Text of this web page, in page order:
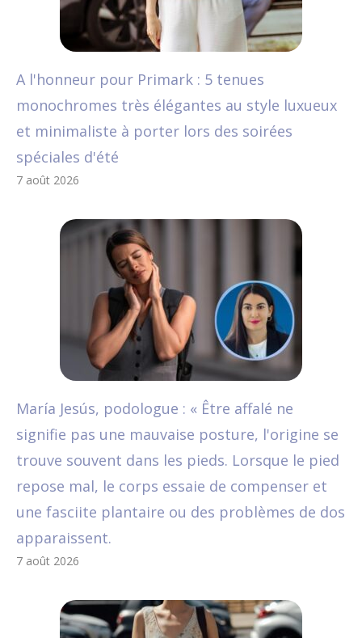
A l'honneur pour Primark : 5 tenues
monochromes très élégantes au style luxueux
et minimaliste à porter lors des soirées
spéciales d'été
7 août 2026
María Jesús, podologue : « Être affalé ne
signifie pas une mauvaise posture, l'origine se
trouve souvent dans les pieds. Lorsque le pied
repose mal, le corps essaie de compenser et
une fasciite plantaire ou des problèmes de dos
apparaissent.
7 août 2026